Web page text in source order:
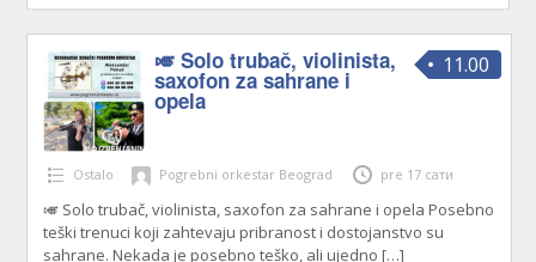
11.00
🎺 Solo trubač, violinista,
saxofon za sahrane i
opela
Ostalo Pogrebni orkestar Beograd pre 17 сати
🎺 Solo trubač, violinista, saxofon za sahrane i opela Posebno
teški trenuci koji zahtevaju pribranost i dostojanstvo su
sahrane. Nekada je posebno teško, ali ujedno […]